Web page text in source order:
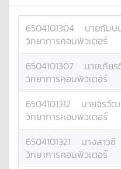
6504101304 นายกัมป
วิทยาการคอมพิวเตอร์
6504101307 นายเกีย
วิทยาการคอมพิวเตอร์
6504101312 นายจิรวั
วิทยาการคอมพิวเตอร์
6504101321 นางสาวซี
วิทยาการคอมพิวเตอร์